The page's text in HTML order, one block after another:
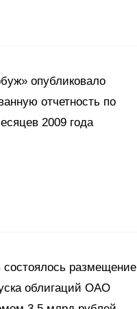
аудита
центр «Акрон
безопасность
опубликовало
отчетность по
2009 года
размещение
облигаций ОАО